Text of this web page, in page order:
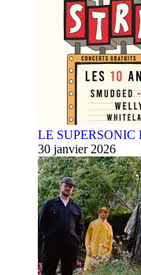
LE SUPERSONIC
30 janvier 2026